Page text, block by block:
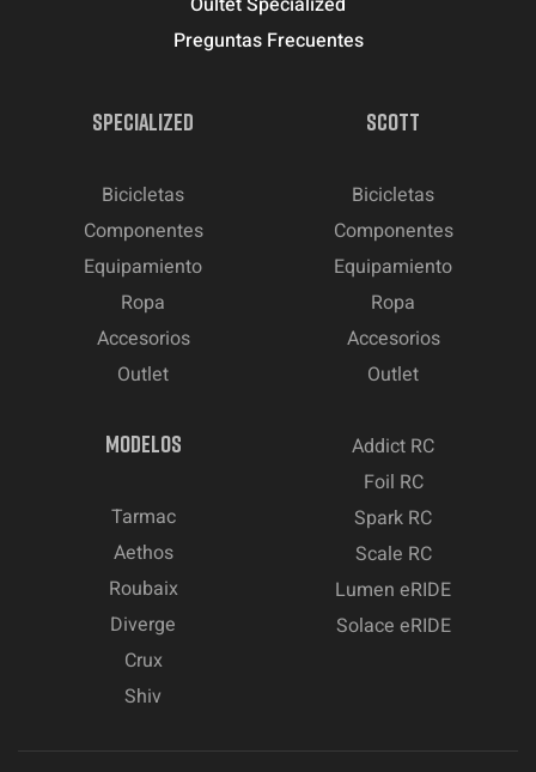
Preguntas Frecuentes
SPECIALIZED
Bicicletas
Componentes
Equipamiento
Ropa
Accesorios
Outlet
SCOTT
Bicicletas
Componentes
Equipamiento
Ropa
Accesorios
Outlet
MODELOS
Tarmac
Aethos
Roubaix
Diverge
Crux
Shiv
Addict RC
Foil RC
Spark RC
Scale RC
Lumen eRIDE
Solace eRIDE